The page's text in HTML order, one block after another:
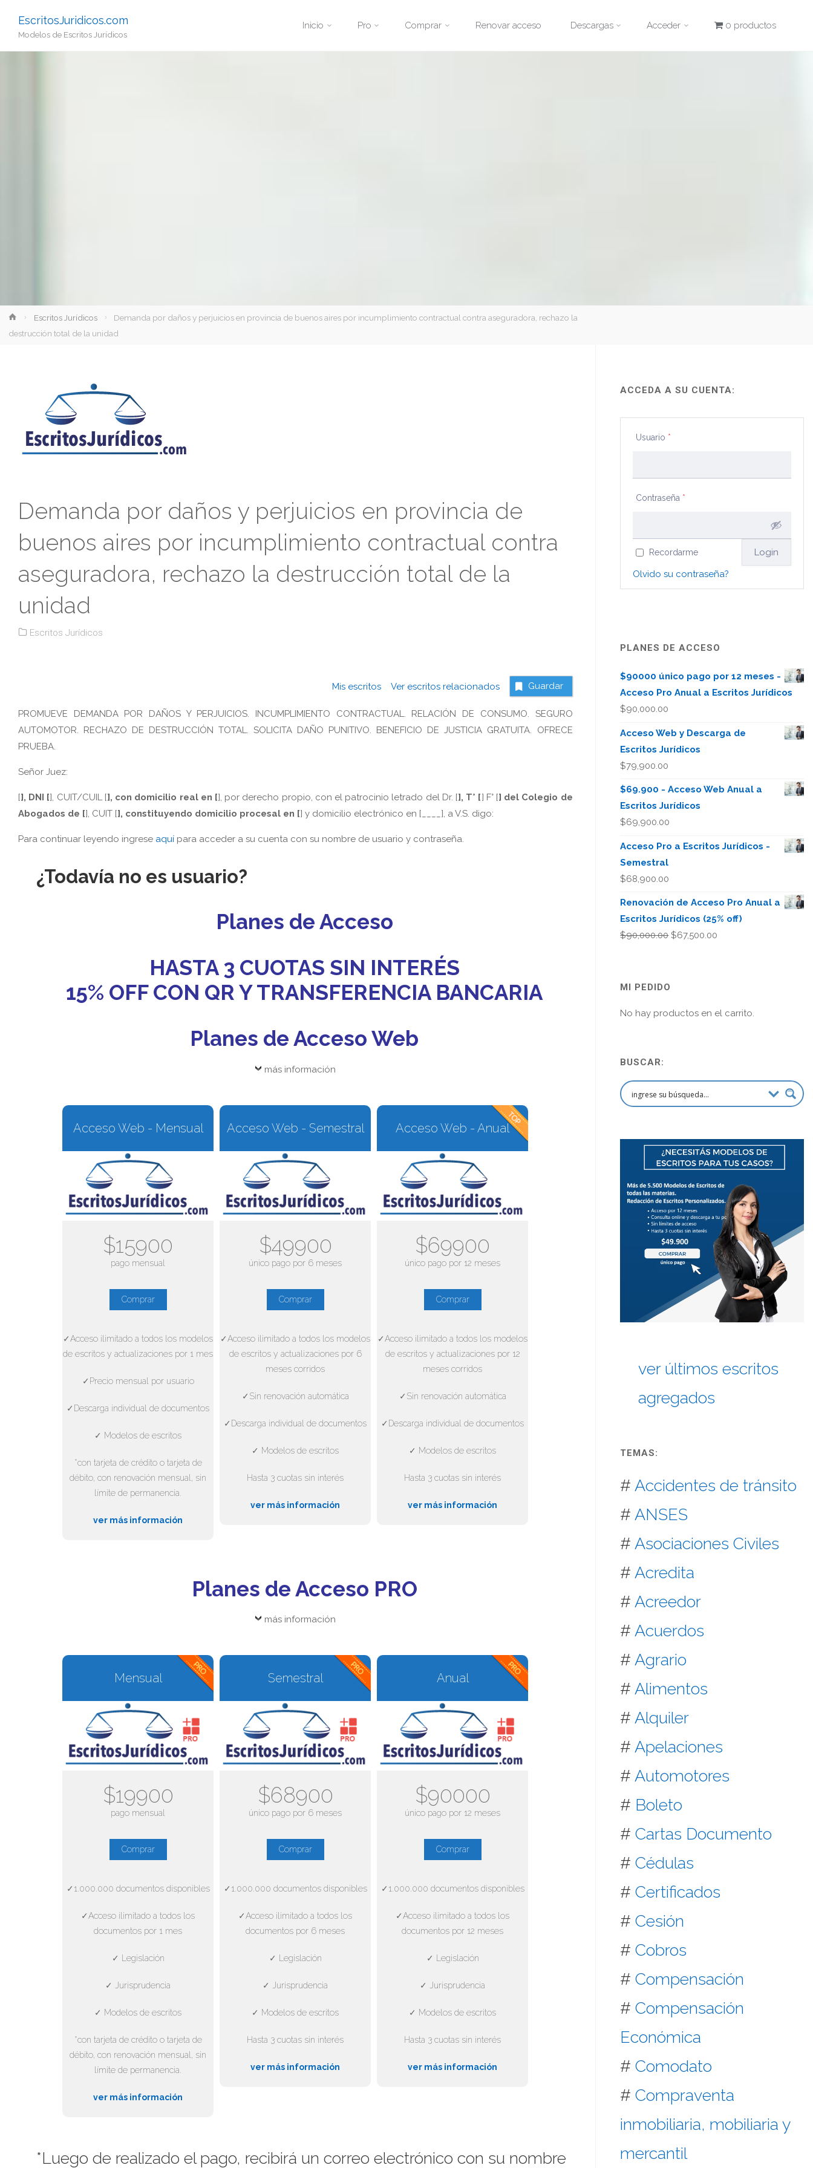
EscritosJuridicos.com
Modelos de Escritos Jurídicos
Inicio Pro Comprar Renovar acceso Descargas Acceder 0 productos
InicioEscritos Jurídicos
Demanda por daños y perjuicios en provincia de buenos aires por incumplimiento contractual contra aseguradora, rechazo la
destrucción total de la unidad
Demanda por daños y perjuicios en provincia de
buenos aires por incumplimiento contractual contra
aseguradora, rechazo la destrucción total de la
unidad
Escritos Jurídicos
Mis escritosVer escritos relacionados Guardar
PROMUEVE DEMANDA POR DAÑOS Y PERJUICIOS. INCUMPLIMIENTO CONTRACTUAL. RELACIÓN DE CONSUMO. SEGURO
AUTOMOTOR. RECHAZO DE DESTRUCCIÓN TOTAL. SOLICITA DAÑO PUNITIVO. BENEFICIO DE JUSTICIA GRATUITA. OFRECE
PRUEBA.
Señor Juez:
[], DNI [], CUIT/CUIL [], con domicilio real en [], por derecho propio, con el patrocinio letrado del Dr. [], T° [] F° [] del Colegio de
Abogados de [], CUIT [], constituyendo domicilio procesal en [] y domicilio electrónico en [____], a V.S. digo:
Para continuar leyendo ingrese aquí para acceder a su cuenta con su nombre de usuario y contraseña.
¿Todavía no es usuario?
Planes de Acceso
HASTA 3 CUOTAS SIN INTERÉS
15% OFF CON QR Y TRANSFERENCIA BANCARIA
Planes de Acceso Web
más información
Acceso Web - Mensual
$15900
pago mensual
Comprar
✓Acceso ilimitado a todos los modelos
de escritos y actualizaciones por 1 mes
✓Precio mensual por usuario
✓Descarga individual de documentos
✓ Modelos de escritos
*con tarjeta de crédito o tarjeta de
débito, con renovación mensual, sin
límite de permanencia.
ver más información
Acceso Web - Semestral
$49900
único pago por 6 meses
Comprar
✓Acceso ilimitado a todos los modelos
de escritos y actualizaciones por 6
meses corridos
✓Sin renovación automática
✓Descarga individual de documentos
✓ Modelos de escritos
Hasta 3 cuotas sin interés
ver más información
Acceso Web - Anual
$69900
único pago por 12 meses
Comprar
✓Acceso ilimitado a todos los modelos
de escritos y actualizaciones por 12
meses corridos
✓Sin renovación automática
✓Descarga individual de documentos
✓ Modelos de escritos
Hasta 3 cuotas sin interés
ver más información
Planes de Acceso PRO
más información
Mensual
$19900
pago mensual
Comprar
✓1.000.000 documentos disponibles
✓Acceso ilimitado a todos los
documentos por 1 mes
✓ Legislación
✓ Jurisprudencia
✓ Modelos de escritos
*con tarjeta de crédito o tarjeta de
débito, con renovación mensual, sin
límite de permanencia.
ver más información
Semestral
$68900
único pago por 6 meses
Comprar
✓1.000.000 documentos disponibles
✓Acceso ilimitado a todos los
documentos por 6 meses
✓ Legislación
✓ Jurisprudencia
✓ Modelos de escritos
Hasta 3 cuotas sin interés
ver más información
Anual
$90000
único pago por 12 meses
Comprar
✓1.000.000 documentos disponibles
✓Acceso ilimitado a todos los
documentos por 12 meses
✓ Legislación
✓ Jurisprudencia
✓ Modelos de escritos
Hasta 3 cuotas sin interés
ver más información
*Luego de realizado el pago, recibirá un correo electrónico con su nombre
ACCEDA A SU CUENTA:
Usuario *
Contraseña *
Recordarme
Olvido su contraseña?
PLANES DE ACCESO
$90000 único pago por 12 meses -
Acceso Pro Anual a Escritos Jurídicos
$90,000.00
Acceso Web y Descarga de
Escritos Jurídicos
$79,900.00
$69.900 - Acceso Web Anual a
Escritos Jurídicos
$69,900.00
Acceso Pro a Escritos Jurídicos -
Semestral
$68,900.00
Renovación de Acceso Pro Anual a
Escritos Jurídicos (25% off)
$90,000.00 El
$67,500.00
MI PEDIDO
No hay productos en el carrito.
BUSCAR:
ver últimos escritos
agregados
TEMAS:
# Accidentes de tránsito
# ANSES
# Asociaciones Civiles
# Acredita
# Acreedor
# Acuerdos
# Agrario
# Alimentos
# Alquiler
# Apelaciones
# Automotores
# Boleto
#Cartas Documento
#Cédulas
#Certificados
#Cesión
#Cobros
#Compensación
#Compensación
Económica
#Comodato
#Compraventa
inmobiliaria, mobiliaria y
mercantil